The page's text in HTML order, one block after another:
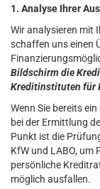
1. Analyse Ihrer
Wir analysieren mit
schaffen uns einen
Bildschirm die
Kreditinstituten für
Wenn Sie bereits
bei der Ermittlung
Punkt ist die
KfW und LABO, um
persönliche
möglich ausfallen.